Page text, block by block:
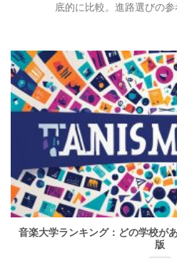
底的に比較。進路選びの参
音楽大学ランキング：どの学校が
版